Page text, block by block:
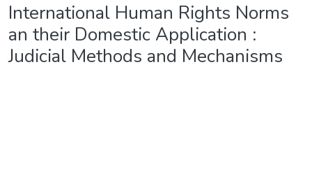
International Human Rights Norms
an their Domestic Application :
Judicial Methods and Mechanisms